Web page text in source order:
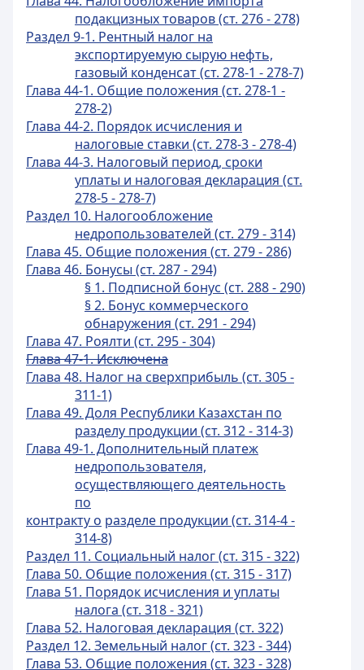
подакцизных товаров (ст. 276 - 278)
Раздел 9-1. Рентный налог на
экспортируемую сырую нефть,
газовый конденсат (ст. 278-1 - 278-7)
Глава 44-1. Общие положения (ст. 278-1 -
278-2)
Глава 44-2. Порядок исчисления и
налоговые ставки (ст. 278-3 - 278-4)
Глава 44-3. Налоговый период, сроки
уплаты и налоговая декларация (ст.
278-5 - 278-7)
Раздел 10. Налогообложение
недропользователей (ст. 279 - 314)
Глава 45. Общие положения (ст. 279 - 286)
Глава 46. Бонусы (ст. 287 - 294)
§ 1. Подписной бонус (ст. 288 - 290)
§ 2. Бонус коммерческого
обнаружения (ст. 291 - 294)
Глава 47. Роялти (ст. 295 - 304)
Глава 47-1. Исключена
Глава 48. Налог на сверхприбыль (ст. 305 -
311-1)
Глава 49. Доля Республики Казахстан по
разделу продукции (ст. 312 - 314-3)
Глава 49-1. Дополнительный платеж
недропользователя,
осуществляющего деятельность
по
контракту о разделе продукции (ст. 314-4 -
314-8)
Раздел 11. Социальный налог (ст. 315 - 322)
Глава 50. Общие положения (ст. 315 - 317)
Глава 51. Порядок исчисления и уплаты
налога (ст. 318 - 321)
Глава 52. Налоговая декларация (ст. 322)
Раздел 12. Земельный налог (ст. 323 - 344)
Глава 53. Общие положения (ст. 323 - 328)